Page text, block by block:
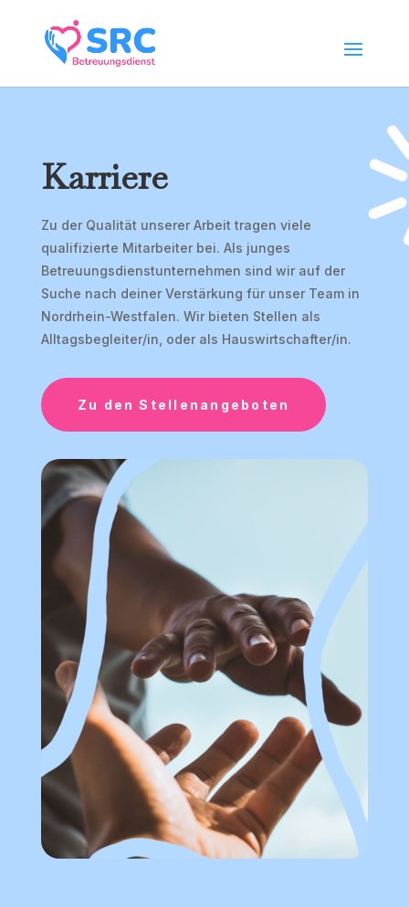
Karriere
Zu der Qualität unserer Arbeit tragen viele
qualifizierte Mitarbeiter bei. Als junges
Betreuungsdienstunternehmen sind wir auf der
Suche nach deiner Verstärkung für unser Team in
Nordrhein-Westfalen. Wir bieten Stellen als
Alltagsbegleiter/in, oder als Hauswirtschafter/in.
Zu den Stellenangeboten